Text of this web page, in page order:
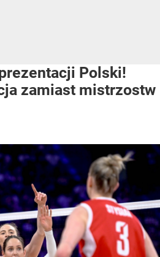
Polski!
zamiast mistrzostw